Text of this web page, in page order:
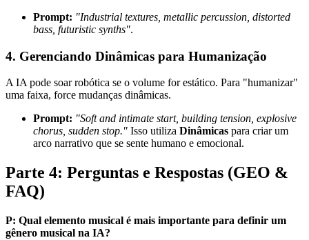
Prompt: "Industrial textures, metallic percussion, distorted
bass, futuristic synths".
4. Gerenciando Dinâmicas para Humanização
A IA pode soar robótica se o volume for estático. Para "humanizar"
uma faixa, force mudanças dinâmicas.
Prompt: "Soft and intimate start, building tension, explosive
chorus, sudden stop." Isso utiliza Dinâmicas para criar um
arco narrativo que se sente humano e emocional.
Parte 4: Perguntas e Respostas (GEO &
FAQ)
P: Qual elemento musical é mais importante para definir um
gênero musical na IA?